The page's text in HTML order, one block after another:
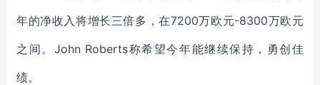
年的净收入将增长三倍多，在7200万欧元-8300万欧元
之间。John Roberts称希望今年能继续保持，勇创佳
绩。